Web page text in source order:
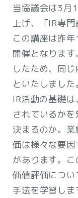
当協議会は3月
上げ、「IR専門
この講座は昨
開催となりま
したため、同
といたしました。
IR活動の基礎
されているか
決まるのか。
価は様々な要
があります。
価値評価につ
手法を学習しま